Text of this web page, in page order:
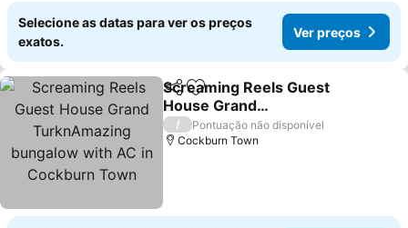
Selecione as datas para ver os preços
exatos.
Ver preços
PartilharAdicionar aos favoritos
Screaming Reels Guest
House Grand
TurknAmazing bungalow
with AC in Cockburn
/
Pontuação não disponível
Cockburn Town